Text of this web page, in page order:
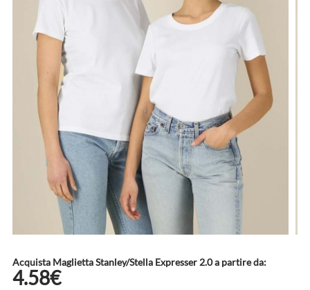
Acquista Maglietta Stanley/Stella Expresser 2.0 a partire da:
4.58€